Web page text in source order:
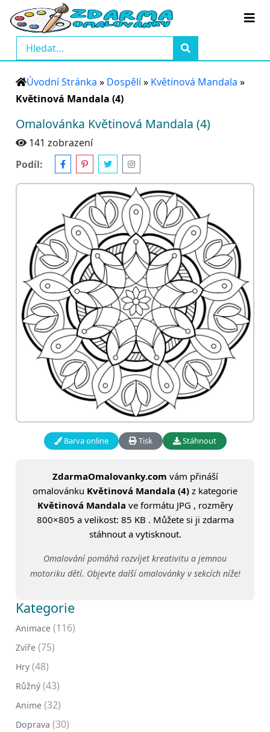
Úvodní Stránka » Dospělí» Květinová Mandala »
Květinová Mandala (4)
Omalovánka Květinová Mandala (4)
141 zobrazení
Podíl:
Barva online Tisk Stáhnout
ZdarmaOmalovanky.com vám přináší
omalovánku Květinová Mandala (4) z kategorie
Květinová Mandala ve formátu JPG , rozměry
800×805 a velikost: 85 KB . Můžete si ji zdarma
stáhnout a vytisknout.
Omalování pomáhá rozvíjet kreativitu a jemnou
motoriku dětí. Objevte další omalovánky v sekcích níže!
Kategorie
Animace (116)
Zvíře (75)
Hry (48)
Růžný (43)
Anime (32)
Doprava (30)